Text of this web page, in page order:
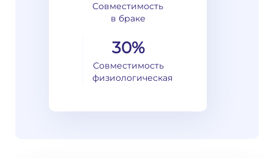
Совместимость
в браке
30%
Совместимость
физиологическая